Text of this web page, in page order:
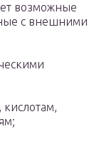
возможные
с внешними